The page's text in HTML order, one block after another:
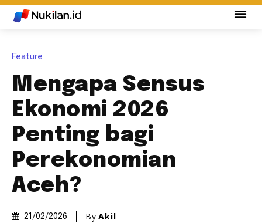
Feature
Mengapa Sensus
Ekonomi 2026
Penting bagi
Perekonomian
Aceh?
21/02/2026 By Akil